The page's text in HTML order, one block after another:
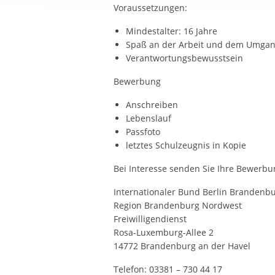
Ihre etwaige Einwilligung
der von Ihnen
aufgrund berechtigter
Voraussetzungen:
Mindestalter: 16 Jahre
Spaß an der Arbeit und dem
Verantwortungsbewusstsein
Bewerbung
Anschreiben
Lebenslauf
Passfoto
letztes Schulzeugnis in Kopie
Bei Interesse senden Sie Ihre
Internationaler Bund Berlin
Region Brandenburg Nordwest
Freiwilligendienst
Rosa-Luxemburg-Allee 2
14772 Brandenburg an der Havel
Telefon: 03381 – 730 44 17